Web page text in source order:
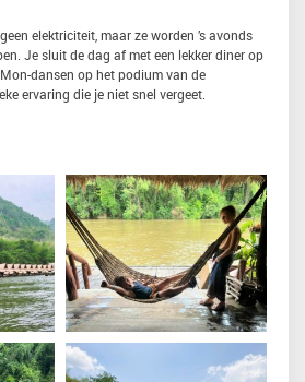
elektriciteit, maar ze worden ’s avonds
Je sluit de dag af met een lekker diner op
dansen op het podium van de
ervaring die je niet snel vergeet.